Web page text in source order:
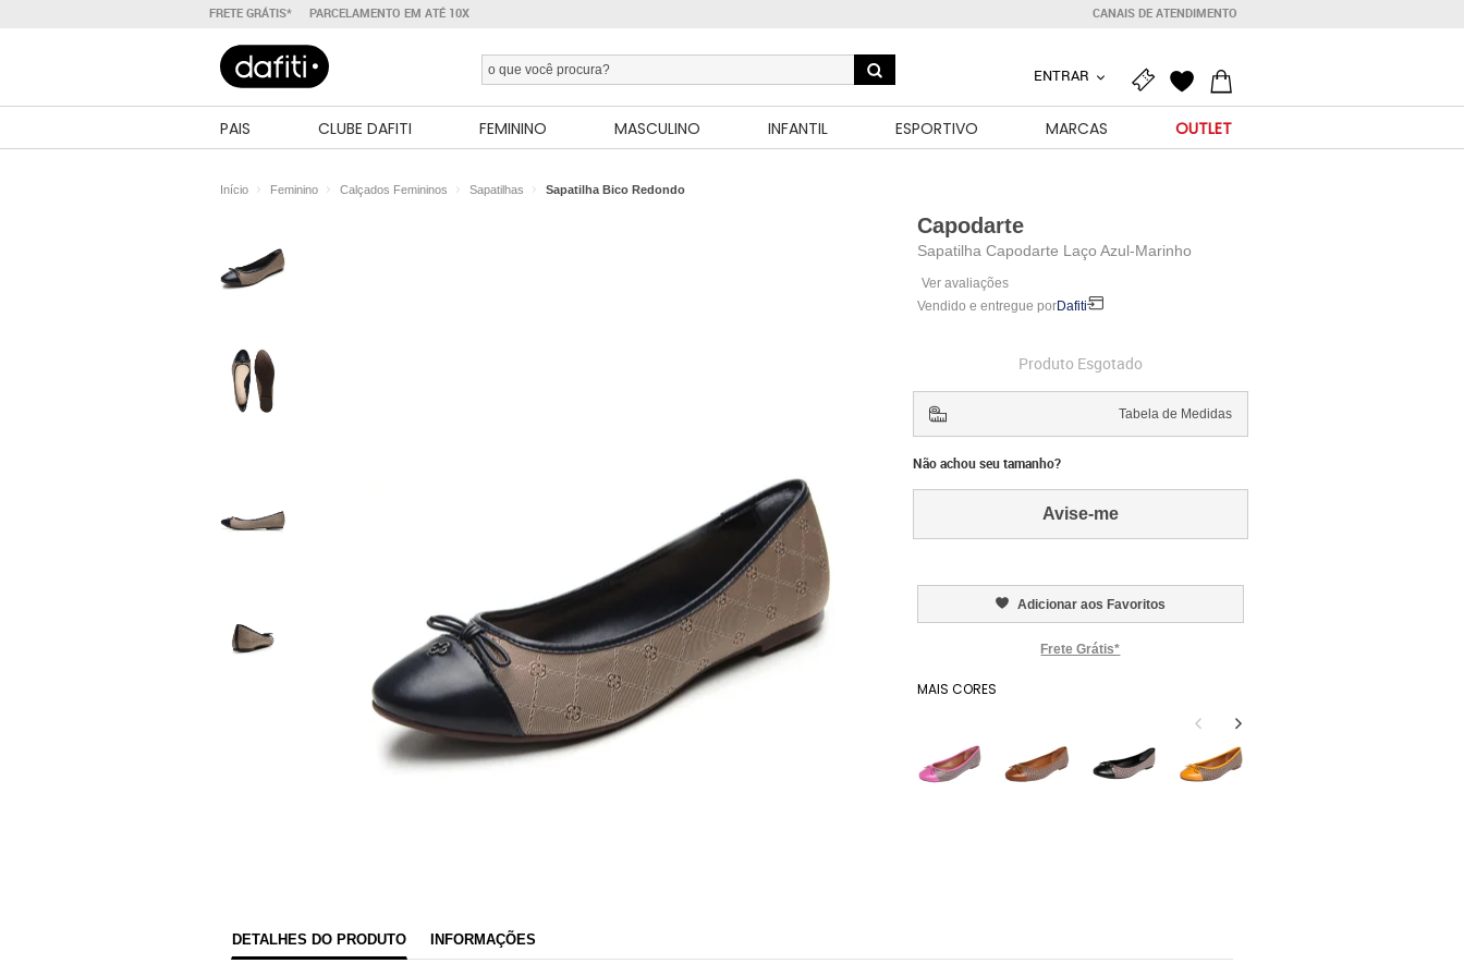
FRETE GRÁTIS* PARCELAMENTO EM ATÉ 10X CANAIS DE ATENDIMENTO
ENTRAR
PAIS CLUBE DAFITI FEMININO MASCULINO INFANTIL ESPORTIVO MARCAS OUTLET
Início Feminino Calçados Femininos Sapatilhas Sapatilha Bico Redondo
Capodarte
Sapatilha Capodarte Laço Azul-Marinho
Ver avaliações
Vendido e entregue porDafiti
Dafiti
Produto Esgotado
Tabela de Medidas
Não achou seu tamanho?
Avise-me
Adicionar aos Favoritos
Frete Grátis*
MAIS CORES
DETALHES DO PRODUTO INFORMAÇÕES